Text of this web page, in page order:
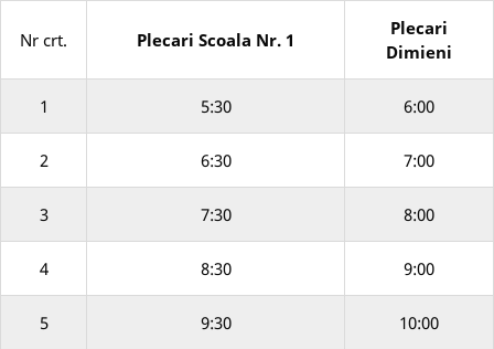
Nr crt. Plecari Scoala Nr. 1
Plecari
Dimieni
1 5:30 6:00
2 6:30 7:00
3 7:30 8:00
4 8:30 9:00
5 9:30 10:00